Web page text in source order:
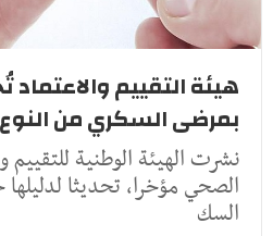
هيئة التقييم والاعتماد
بمرضى السكري من النوع
نشرت الهيئة الوطنية للتقييم
الصحي مؤخرا، تحديثا
السك